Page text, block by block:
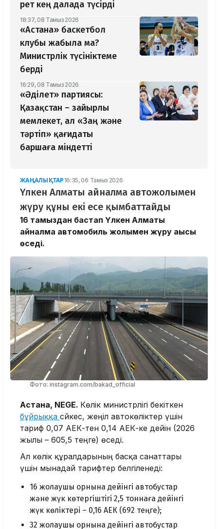
рет кең далада түсірді
18:37, 08 Тамыз 2026
«Астана» баскетбол
клубы жабыла ма?
Министрлік түсініктеме
берді
16:29, 08 Тамыз 2026
«Әділет» партиясы:
Қазақстан – зайырлы
мемлекет, ал «Заң және
тәртіп» қағидаты
баршаға міндетті
ЖАҢАЛЫҚТАР 16:35, 06 Тамыз 2026
Үлкен Алматы айналма автожолымен
жүру құны екі есе қымбаттайды
16 тамыздан бастап Үлкен Алматы
айналма автомобиль жолымен жүру ақысы
өседі.
Фото: instagram.com/bakad_official
Астана, NEGE. Көлік министрлігі бекіткен
бұйрыққа сәйкес, жеңіл автокөліктер үшін
тариф 0,07 АЕК-тен 0,14 АЕК-ке дейін (2026
жылы – 605,5 теңге) өседі.
Ал көлік құралдарының басқа санаттары
үшін мынадай тарифтер белгіленеді:
16 жолаушы орнына дейінгі автобустар
және жүк көтергіштігі 2,5 тоннаға дейінгі
жүк көліктері – 0,16 АЕК (692 теңге);
32 жолаушы орнына дейінгі автобустар